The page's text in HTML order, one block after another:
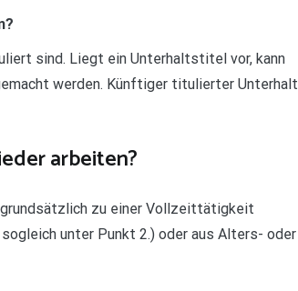
sind. Liegt ein Unterhaltstitel vor, kann
werden. Künftiger titulierter Unterhalt
arbeiten?
zu einer Vollzeittätigkeit
unter Punkt 2.) oder aus Alters- oder